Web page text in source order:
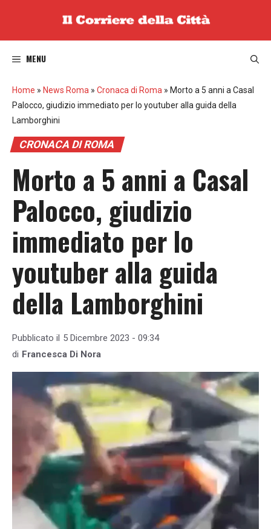
MENU
Home » News Roma » Cronaca di Roma » Morto a 5 anni a Casal
Palocco, giudizio immediato per lo youtuber alla guida della
Lamborghini
CRONACA DI ROMA
Morto a 5 anni a Casal
Palocco, giudizio
immediato per lo
youtuber alla guida
della Lamborghini
Pubblicato il 5 Dicembre 2023 - 09:34
di Francesca Di Nora